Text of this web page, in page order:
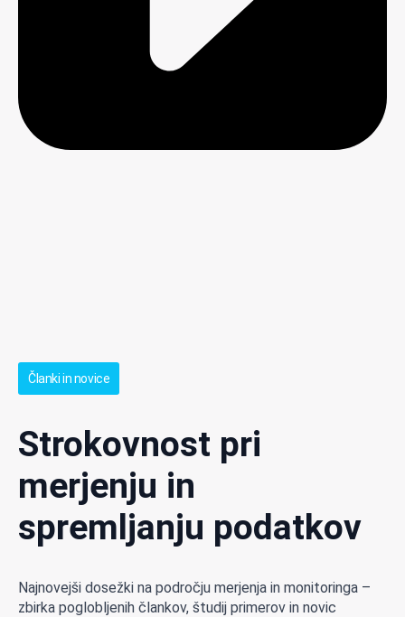
Članki in novice
Strokovnost pri
merjenju in
spremljanju podatkov
Najnovejši dosežki na področju merjenja in monitoringa –
zbirka poglobljenih člankov, študij primerov in novic